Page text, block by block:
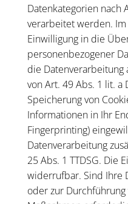
Datenkategorien nach
verarbeitet werden.
Einwilligung in die
personenbezogener
die Datenverarbeitung
von Art. 49 Abs. 1 lit. a
Speicherung von
Informationen in Ihr
Fingerprinting)
Datenverarbeitung
25 Abs. 1 TTDSG. Die
widerrufbar. Sind Ihre
oder zur